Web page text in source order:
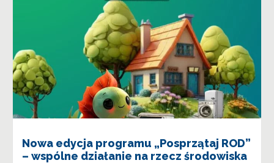
Nowa edycja programu „Posprzątaj ROD”
– wspólne działanie na rzecz środowiska